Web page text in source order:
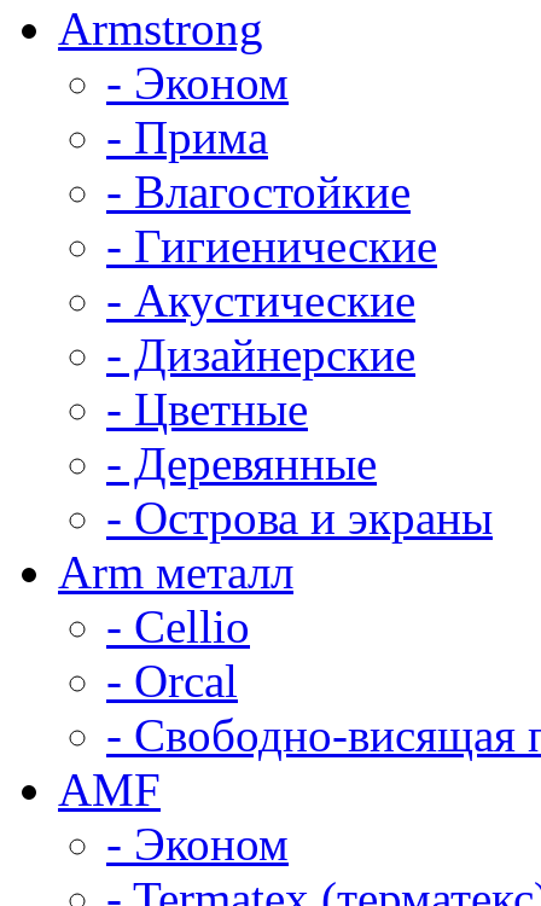
Armstrong
- Эконом
- Прима
- Влагостойкие
- Гигиенические
- Акустические
- Дизайнерские
- Цветные
- Деревянные
- Острова и экраны
Arm металл
- Cellio
- Orcal
- Свободно-висящая
AMF
- Эконом